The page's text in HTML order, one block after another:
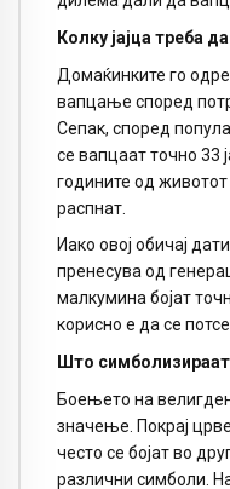
Колку јајца треба
Домаќинките го
вапцање според
Сепак, според
се вапцаат точно 33
годините од
распнат.
Иако овој обичај
пренесува од
малкумина бојат
корисно е да се
Што симболизираат
Боењето на
значење. Покрај
често се бојат во
различни симболи.